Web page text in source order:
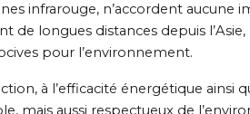
infrarouge, n’accordent aucune
longues distances depuis
pour l’environnement.
à l’efficacité énergétique ainsi
mais aussi respectueux de